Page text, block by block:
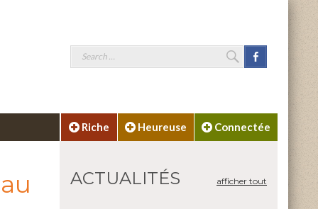
Search
SEARCH
Riche Heureuse Connectée
ACTUALITÉS afficher tout